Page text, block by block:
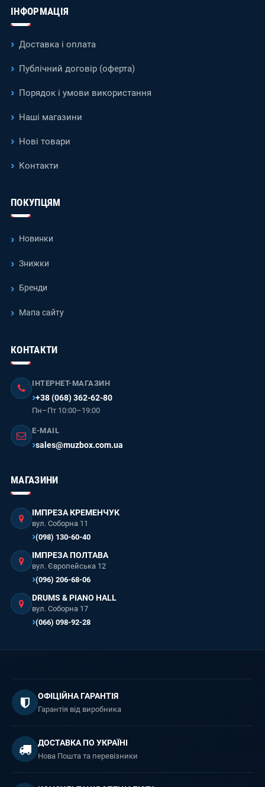
ІНФОРМАЦІЯ
Доставка і оплата
Публічний договір (оферта)
Порядок і умови використання
Наші магазини
Нові товари
Контакти
ПОКУПЦЯМ
Новинки
Знижки
Бренди
Мапа сайту
КОНТАКТИ
ІНТЕРНЕТ-МАГАЗИН
+38 (068) 362-62-80
Пн–Пт 10:00–19:00
E-MAIL
sales@muzbox.com.ua
МАГАЗИНИ
ІМПРЕЗА КРЕМЕНЧУК
вул. Соборна 11
(098) 130-60-40
ІМПРЕЗА ПОЛТАВА
вул. Європейська 12
(096) 206-68-06
DRUMS & PIANO HALL
вул. Соборна 17
(066) 098-92-28
ОФІЦІЙНА ГАРАНТІЯ
Гарантія від виробника
ДОСТАВКА ПО УКРАЇНІ
Нова Пошта та перевізники